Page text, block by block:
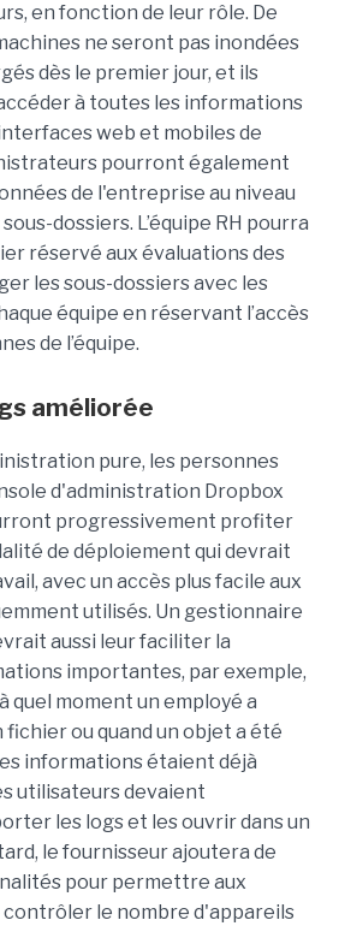
en fonction de leur rôle. De
ne seront pas inondées
dès le premier jour, et ils
à toutes les informations
web et mobiles de
pourront également
de l'entreprise au niveau
dossiers. L’équipe RH pourra
réservé aux évaluations des
les sous-dossiers avec les
équipe en réservant l’accès
de l’équipe.
améliorée
pure, les personnes
d'administration Dropbox
progressivement profiter
de déploiement qui devrait
avec un accès plus facile aux
utilisés. Un gestionnaire
aussi leur faciliter la
importantes, par exemple,
quel moment un employé a
fichier ou quand un objet a été
informations étaient déjà
utilisateurs devaient
les logs et les ouvrir dans un
le fournisseur ajoutera de
pour permettre aux
le nombre d'appareils